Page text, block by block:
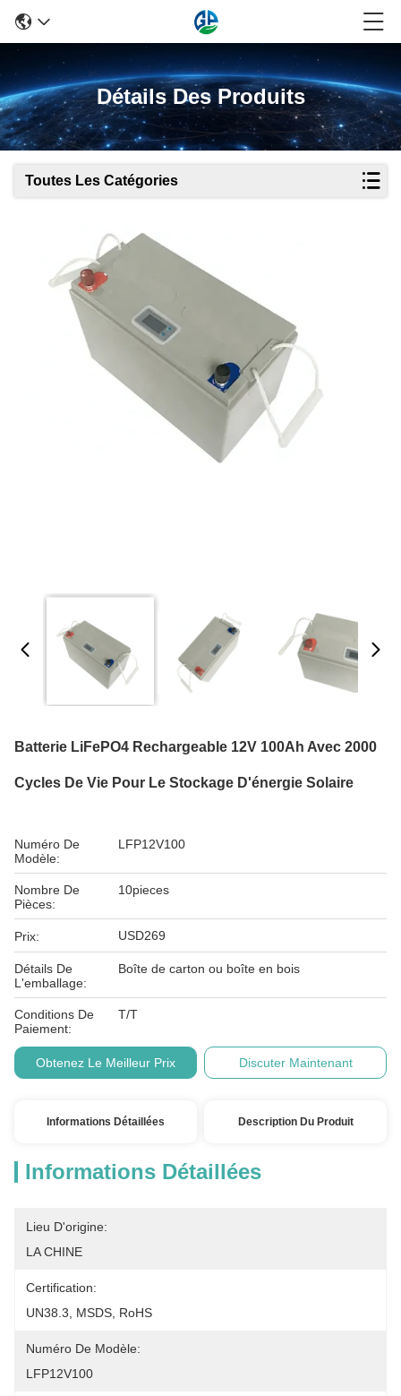
Détails Des Produits
Toutes Les Catégories
Batterie LiFePO4 Rechargeable 12V 100Ah Avec 2000
Cycles De Vie Pour Le Stockage D'énergie Solaire
Numéro De
Modèle:
LFP12V100
Nombre De
Pièces:
10pieces
Prix: USD269
Détails De
L'emballage:
Boîte de carton ou boîte en bois
Conditions De
Paiement:
T/T
Obtenez Le Meilleur Prix Discuter Maintenant
Informations Détaillées Description Du Produit
Informations Détaillées
Lieu D'origine:
LA CHINE
Certification:
UN38.3, MSDS, RoHS
Numéro De Modèle:
LFP12V100